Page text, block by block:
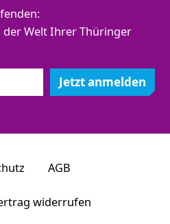
der Welt Ihrer Thüringer
Jetzt anmelden
AGB
widerrufen